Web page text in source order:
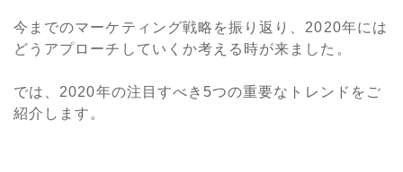
今までのマーケティング戦略を振り返り、2020年には
どうアプローチしていくか考える時が来ました。
では、2020年の注目すべき5つの重要なトレンドをご
紹介します。